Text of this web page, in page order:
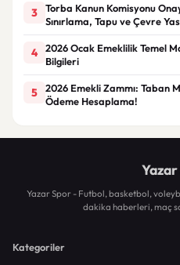
3
Torba Kanun Komisyonu
Sınırlama, Tapu ve Çevre
4
2026 Ocak Emeklilik Temel
Bilgileri
5
2026 Emekli Zammı: Taban
Ödeme Hesaplama!
Yazar Spor - Futbol, basketbol,
dakika haberleri, maç
Kategoriler